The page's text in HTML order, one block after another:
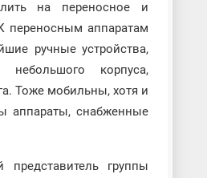
на переносное и
переносным аппаратам
ручные устройства,
корпуса,
Тоже мобильны, хотя и
аппараты, снабженные
группы